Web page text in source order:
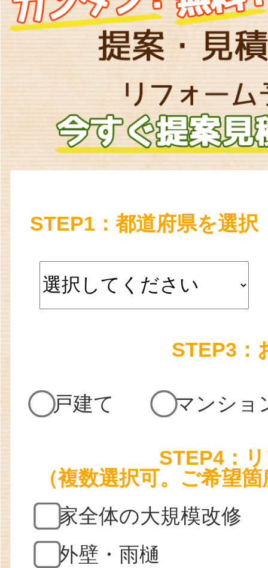
STEP1：都道府県を選択
STEP3：
戸建て マンショ
STEP4：
（複数選択可。ご希望
家全体の大規模改修
外壁・雨樋